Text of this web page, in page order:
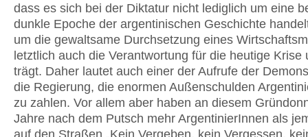
dass es sich bei der Diktatur nicht lediglich um eine
dunkle Epoche der argentinischen Geschichte
um die gewaltsame Durchsetzung eines
letztlich auch die Verantwortung für die heutige Krise
trägt. Daher lautet auch einer der Aufrufe der
die Regierung, die enormen Außenschulden
zu zahlen. Vor allem aber haben an diesem
Jahre nach dem Putsch mehr ArgentinierInnen als
auf den Straßen „Kein Vergeben, kein Vergessen,